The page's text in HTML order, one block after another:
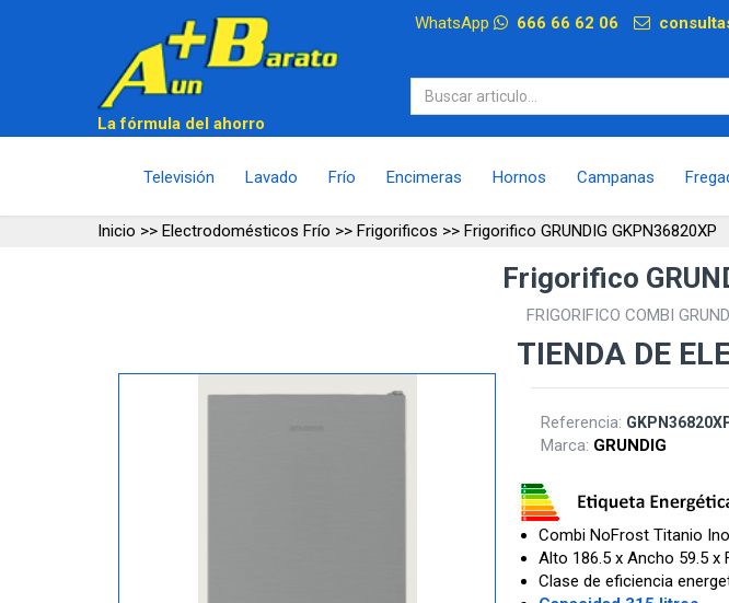
WhatsApp 666 66 62 06
La fórmula del ahorro
Televisión Lavado Frío Encimeras Hornos Campanas
Inicio >> Electrodomésticos Frío >> Frigorificos >> Frigorifico GRUNDIG GKPN36820XP
Frigorifico
FRIGORIFICO COMBI
TIENDA DE
Referencia:
Marca: GRUNDIG
Combi NoFrost Titanio
Alto 186.5 x Ancho 59.5 x
Clase de eficiencia